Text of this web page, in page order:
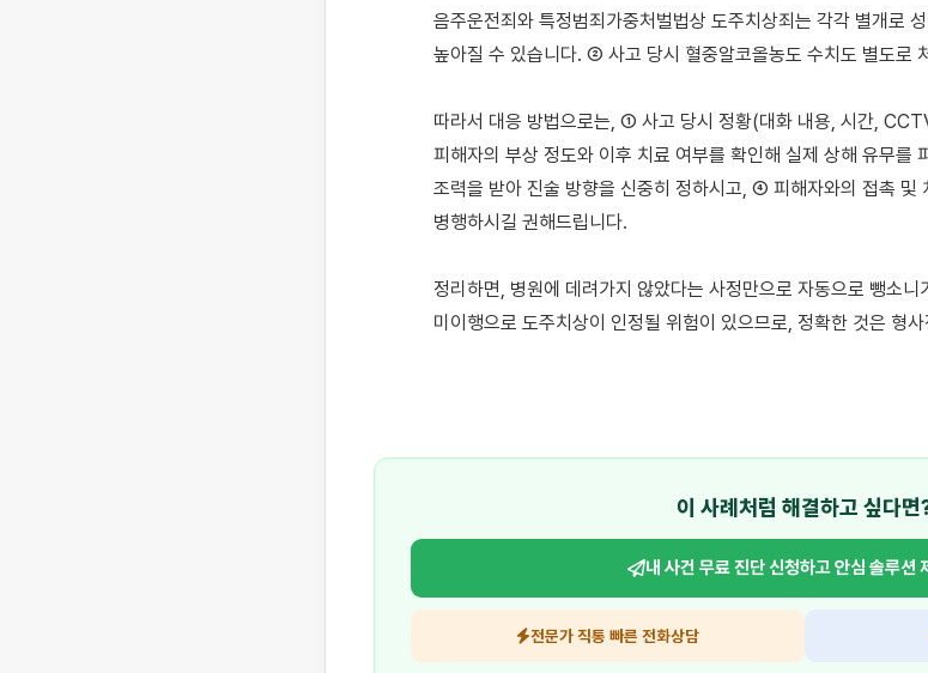
음주운전죄와 특정범죄가중처벌법상 도주치상죄는 각각 별개로
높아질 수 있습니다. ② 사고 당시 혈중알코올농도 수치도 별도로
따라서 대응 방법으로는, ① 사고 당시 정황(대화 내용, 시간,
피해자의 부상 정도와 이후 치료 여부를 확인해 실제 상해 유무를
조력을 받아 진술 방향을 신중히 정하시고, ④ 피해자와의 접촉 및
병행하시길 권해드립니다.
정리하면, 병원에 데려가지 않았다는 사정만으로 자동으로 뺑소니
미이행으로 도주치상이 인정될 위험이 있으므로, 정확한 것은 형
이 사례처럼 해결하고 싶다면
내 사건 무료 진단 신청하고안심 솔루션
전문가 직통 빠른 전화상담